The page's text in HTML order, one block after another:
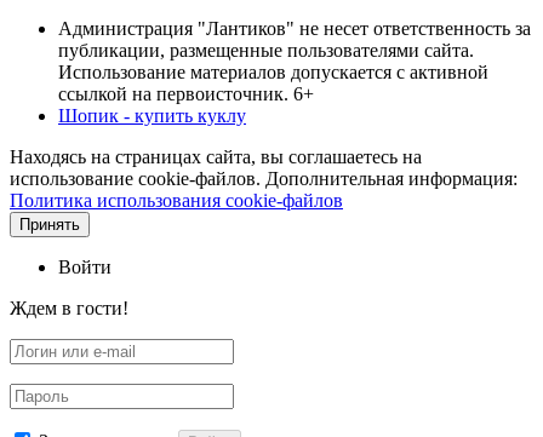
Администрация "Лантиков" не несет ответственность за
публикации, размещенные пользователями сайта.
Использование материалов допускается с активной
ссылкой на первоисточник. 6+
Шопик - купить куклу
Находясь на страницах сайта, вы соглашаетесь на
использование cookie-файлов. Дополнительная информация:
Политика использования cookie-файлов
Принять
Войти
Ждем в гости!